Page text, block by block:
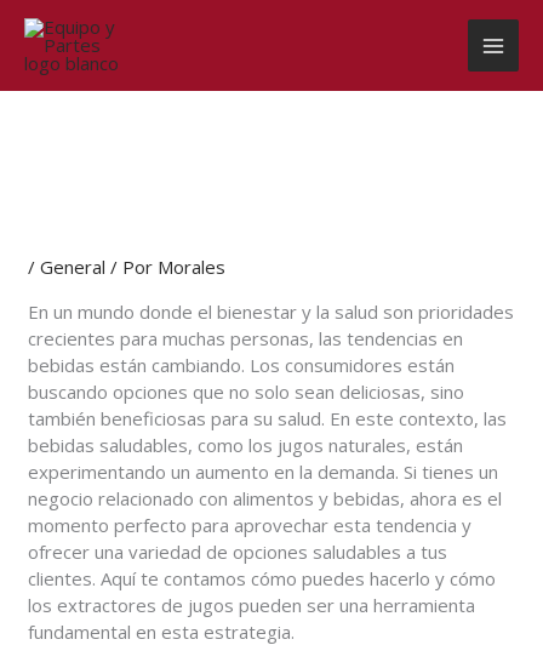
contenido
/General / Por Morales
En un mundo donde el bienestar y la salud son prioridades
crecientes para muchas personas, las tendencias en
bebidas están cambiando. Los consumidores están
buscando opciones que no solo sean deliciosas, sino
también beneficiosas para su salud. En este contexto, las
bebidas saludables, como los jugos naturales, están
experimentando un aumento en la demanda. Si tienes un
negocio relacionado con alimentos y bebidas, ahora es el
momento perfecto para aprovechar esta tendencia y
ofrecer una variedad de opciones saludables a tus
clientes. Aquí te contamos cómo puedes hacerlo y cómo
los extractores de jugos pueden ser una herramienta
fundamental en esta estrategia.